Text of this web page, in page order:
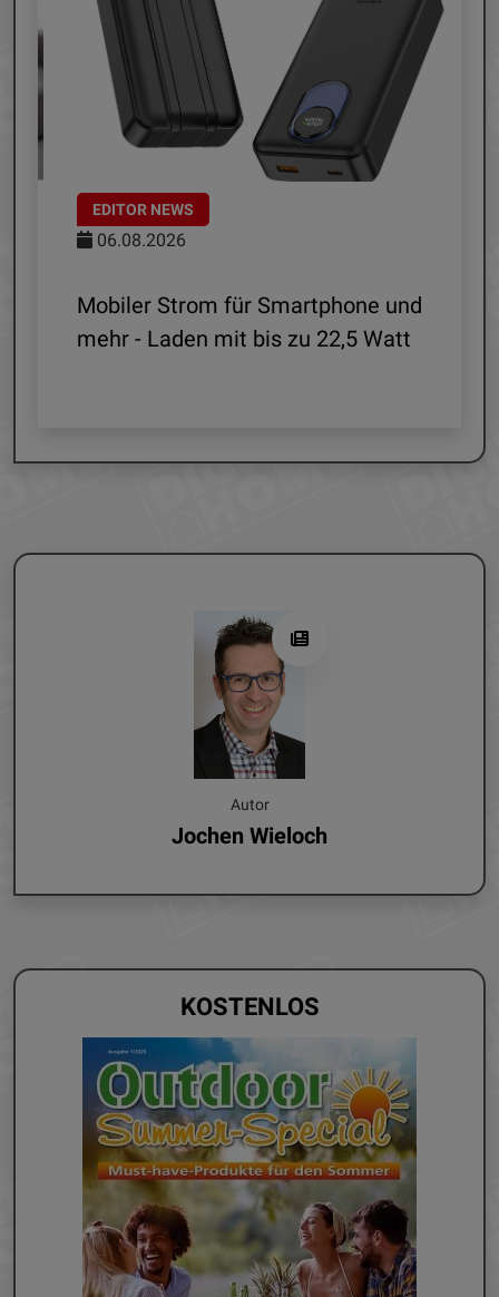
EDITOR NEWS
06.08.2026
Mobiler Strom für Smartphone und
mehr - Laden mit bis zu 22,5 Watt
Autor
Jochen Wieloch
KOSTENLOS